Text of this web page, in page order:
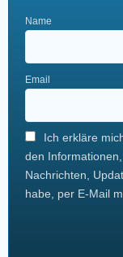
Name
Email
Ich erkläre
den
Nachrichten,
habe, per E-Mail